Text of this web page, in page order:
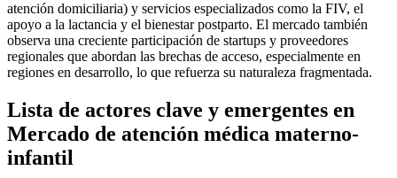
atención domiciliaria) y servicios especializados como la FIV, el
apoyo a la lactancia y el bienestar postparto. El mercado también
observa una creciente participación de startups y proveedores
regionales que abordan las brechas de acceso, especialmente en
regiones en desarrollo, lo que refuerza su naturaleza fragmentada.
Lista de actores clave y emergentes en
Mercado de atención médica materno-
infantil